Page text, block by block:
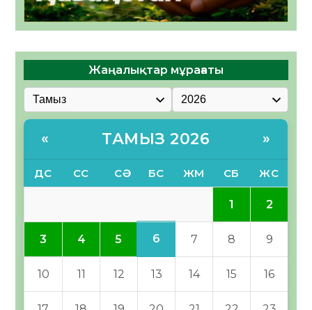
Жаңалықтар мұрағаты
« ТАМЫЗ 2026 »
ДС СС СӘ БС ЖМ СБ ЖС
1 2
3 4 5 6 7 8 9
10 11 12 13 14 15 16